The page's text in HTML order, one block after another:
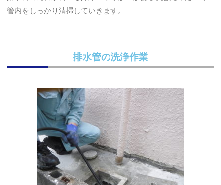
管内をしっかり清掃していきます。
排水管の洗浄作業